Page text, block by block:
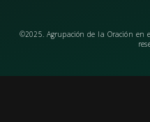
©2025. Agrupación de la Oración en